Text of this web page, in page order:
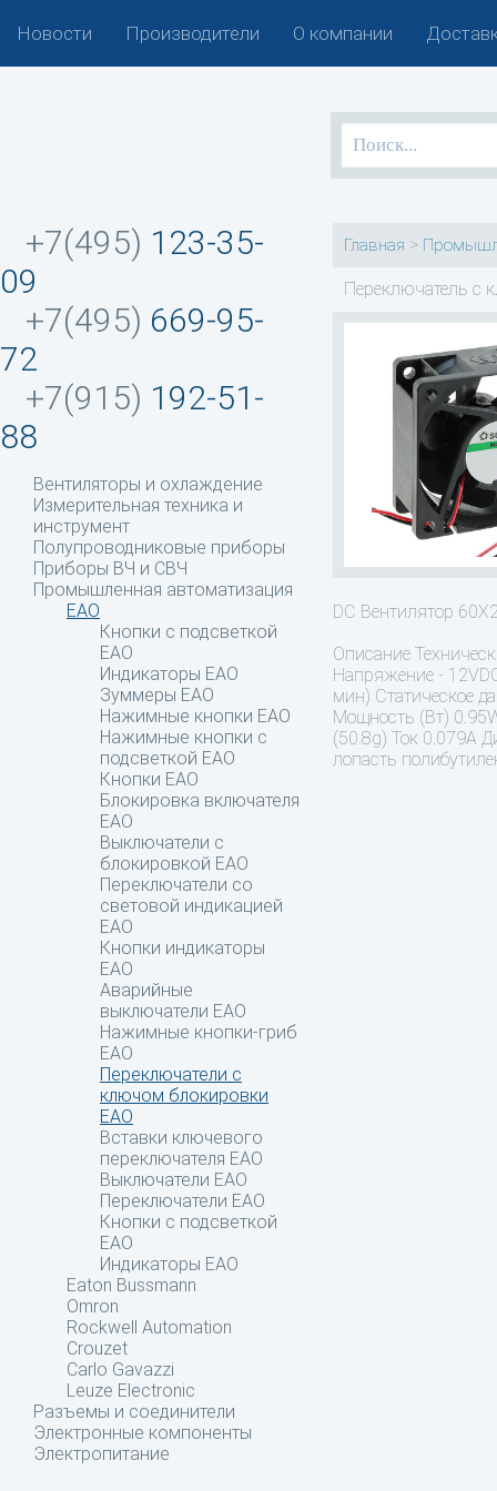
Новости Производители О компании
+7(495) 123-35-
09
+7(495) 669-95-
72
+7(915) 192-51-
88
Вентиляторы и охлаждение
Измерительная техника и
инструмент
Полупроводниковые приборы
Приборы ВЧ и СВЧ
Промышленная автоматизация
EAO
Кнопки с подсветкой
EAO
Индикаторы EAO
Зуммеры EAO
Нажимные кнопки EAO
Нажимные кнопки c
подсветкой EAO
Кнопки EAO
Блокировка включателя
EAO
Выключатели с
блокировкой EAO
Переключатели со
световой индикацией
EAO
Кнопки индикаторы
EAO
Аварийные
выключатели EAO
Нажимные кнопки-гриб
EAO
Переключатели с
ключом блокировки
EAO
Вставки ключевого
переключателя EAO
Выключатели EAO
Переключатели EAO
Кнопки с подсветкой
EAO
Индикаторы EAO
Eaton Bussmann
Omron
Rockwell Automation
Crouzet
Carlo Gavazzi
Leuze Electronic
Разъемы и соединители
Электронные компоненты
Электропитание
Главная >
Переключатель с
DC Вентилятор
Описание
Напряжение -
мин) Статическое
Мощность (Вт)
(50.8g) Ток 0.079A
лопасть